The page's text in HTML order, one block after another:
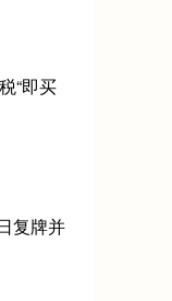
“即买
复牌并